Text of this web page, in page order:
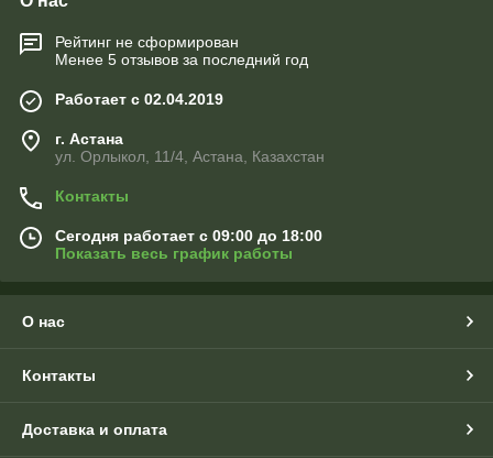
Рейтинг не сформирован
Менее 5 отзывов за последний год
Работает с 02.04.2019
г. Астана
ул. Орлыкол, 11/4, Астана, Казахстан
Контакты
Сегодня работает с 09:00 до 18:00
Показать весь график работы
О нас
Контакты
Доставка и оплата